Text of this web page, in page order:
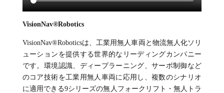
VisionNav®Robotics
VisionNav®Roboticsは、工業用無人車両と物流無人化ソリ
ューションを提供する世界的なリーディングカンパニー
です。環境認識、ディープラーニング、サーボ制御など
のコア技術を工業用無人車両に応用し、複数のシナリオ
に適用できる9シリーズの無人フォークリフト・無人トラ